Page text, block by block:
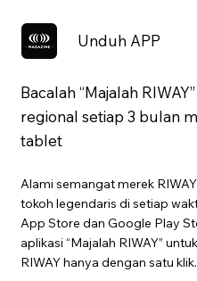
Unduh APP
Bacalah “Majalah
regional setiap 3 bulan
tablet
Alami semangat merek
tokoh legendaris di setiap
App Store dan Google Play
aplikasi “Majalah RIWAY”
RIWAY hanya dengan satu klik.